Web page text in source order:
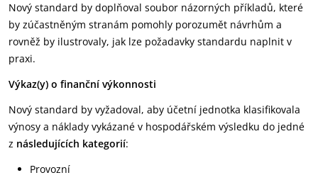
Nový standard by doplňoval soubor názorných příkladů, které
by zúčastněným stranám pomohly porozumět návrhům a
rovněž by ilustrovaly, jak lze požadavky standardu naplnit v
praxi.
Výkaz(y) o finanční výkonnosti
Nový standard by vyžadoval, aby účetní jednotka klasifikovala
výnosy a náklady vykázané v hospodářském výsledku do jedné
z následujících kategorií:
Provozní